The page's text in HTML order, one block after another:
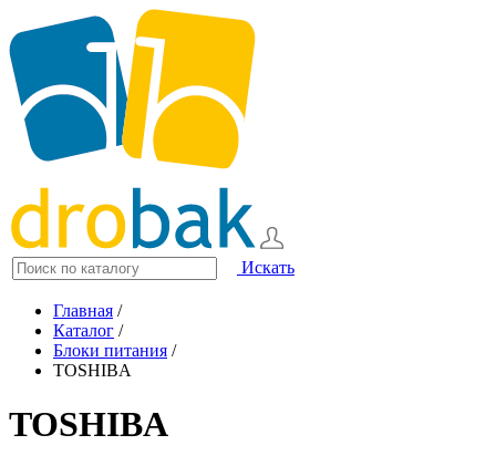
Искать
Главная /
Каталог /
Блоки питания /
TOSHIBA
TOSHIBA